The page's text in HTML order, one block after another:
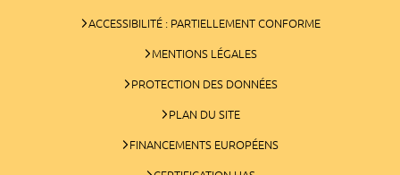
ACCESSIBILITÉ : PARTIELLEMENT CONFORME
MENTIONS LÉGALES
PROTECTION DES DONNÉES
PLAN DU SITE
FINANCEMENTS EUROPÉENS